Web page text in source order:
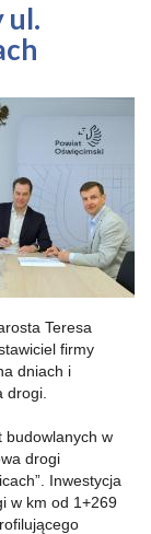
ul.
Teresa
firmy
dniach i
drogi.
budowlanych w
drogi
Inwestycja
w km od 1+269